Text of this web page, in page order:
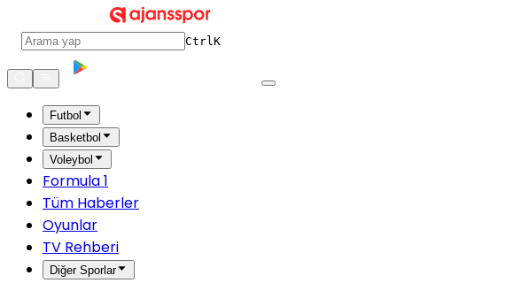
CtrlK
Futbol
Basketbol
Voleybol
Formula 1
Tüm Haberler
Oyunlar
TV Rehberi
Diğer Sporlar